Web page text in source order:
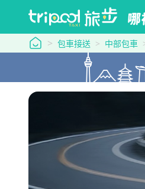
tripool 旅步
包車接送 中部包車